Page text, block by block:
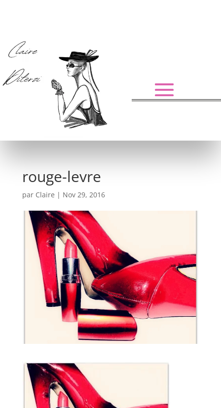
rouge-levre
par Claire | Nov 29, 2016